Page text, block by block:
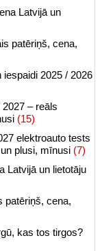
Latvijā un
patēriņš, cena,
2025 / 2026
– reāls
(15)
elektroauto tests
plusi, mīnusi (7)
Latvijā un lietotāju
patēriņš, cena,
kas tos tirgos?